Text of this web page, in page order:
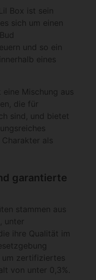
Box ist sein
es sich um einen
und so ein
eines
Mischung aus
die für
sind, und bietet
als
garantierte
stammen aus
unter
ihre Qualität im
um zertifiziertes
von unter 0,3%.